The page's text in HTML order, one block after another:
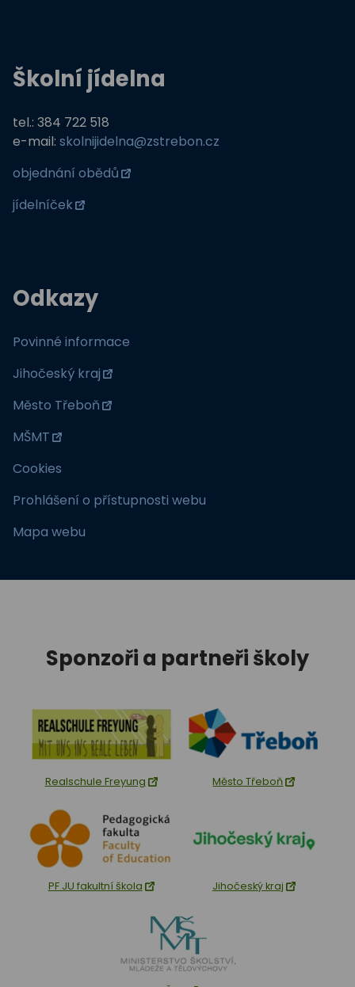
Školní jídelna
tel.: 384 722 518
e-mail: skolnijidelna@zstrebon.cz
objednání obědů
jídelníček
Odkazy
Povinné informace
Jihočeský kraj
Město Třeboň
MŠMT
Cookies
Prohlášení o přístupnosti webu
Mapa webu
Sponzoři a partneři školy
Realschule Freyung Město Třeboň
PF JU fakultní škola Jihočeský kraj